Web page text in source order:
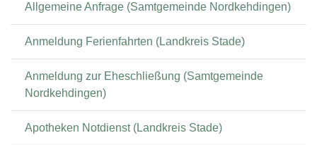
Allgemeine Anfrage (Samtgemeinde Nordkehdingen)
Anmeldung Ferienfahrten (Landkreis Stade)
Anmeldung zur Eheschließung (Samtgemeinde
Nordkehdingen)
Apotheken Notdienst (Landkreis Stade)